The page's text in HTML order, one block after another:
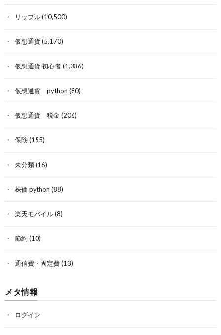
リップル(10,500)
仮想通貨(5,170)
仮想通貨 初心者(1,336)
仮想通貨 python (80)
仮想通貨 税金(206)
保険(155)
未分類(16)
株価 python (88)
楽天モバイル(8)
節約 (10)
通信費・固定費(13)
メタ情報
ログイン